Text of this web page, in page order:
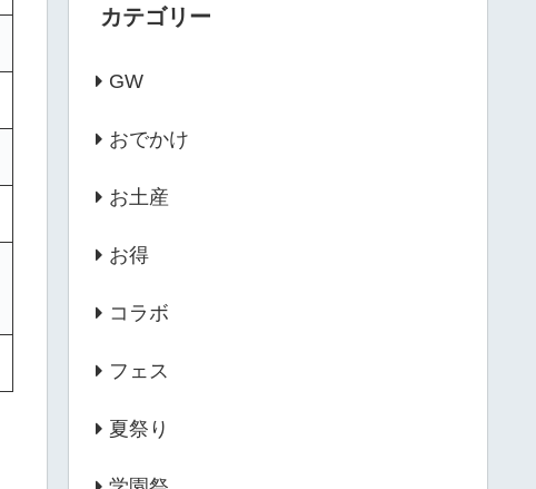
カテゴリー
GW
おでかけ
お土産
お得
コラボ
フェス
夏祭り